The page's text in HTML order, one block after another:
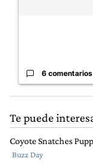
6 comentarios